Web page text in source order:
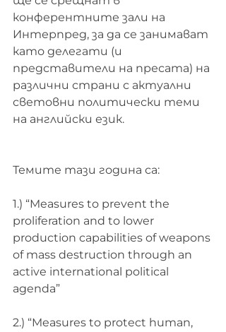
конферентните зали на
Интерпред, за да се занимават
като делегати (и
представители на пресата) на
различни страни с актуални
световни политически теми
на английски език.
Темите тази година са:
1.) “Measures to prevent the
proliferation and to lower
production capabilities of weapons
of mass destruction through an
active international political
agenda”
2.) “Measures to protect human,